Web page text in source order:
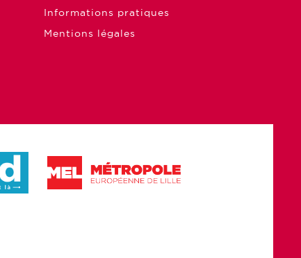
Informations pratiques
Mentions légales